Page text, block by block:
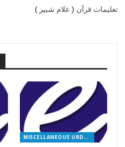
تعلیمات قرآن ( غلام شبیر )
MISCELLANEOUS URDU BOOKS